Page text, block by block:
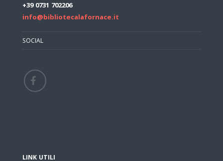
+39 0731 702206
info@bibliotecalafornace.it
SOCIAL
LINK UTILI